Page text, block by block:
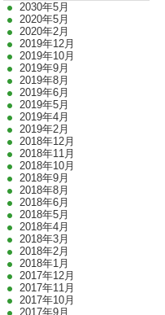
2030年5月
2020年5月
2020年2月
2019年12月
2019年10月
2019年9月
2019年8月
2019年6月
2019年5月
2019年4月
2019年2月
2018年12月
2018年11月
2018年10月
2018年9月
2018年8月
2018年6月
2018年5月
2018年4月
2018年3月
2018年2月
2018年1月
2017年12月
2017年11月
2017年10月
2017年9月